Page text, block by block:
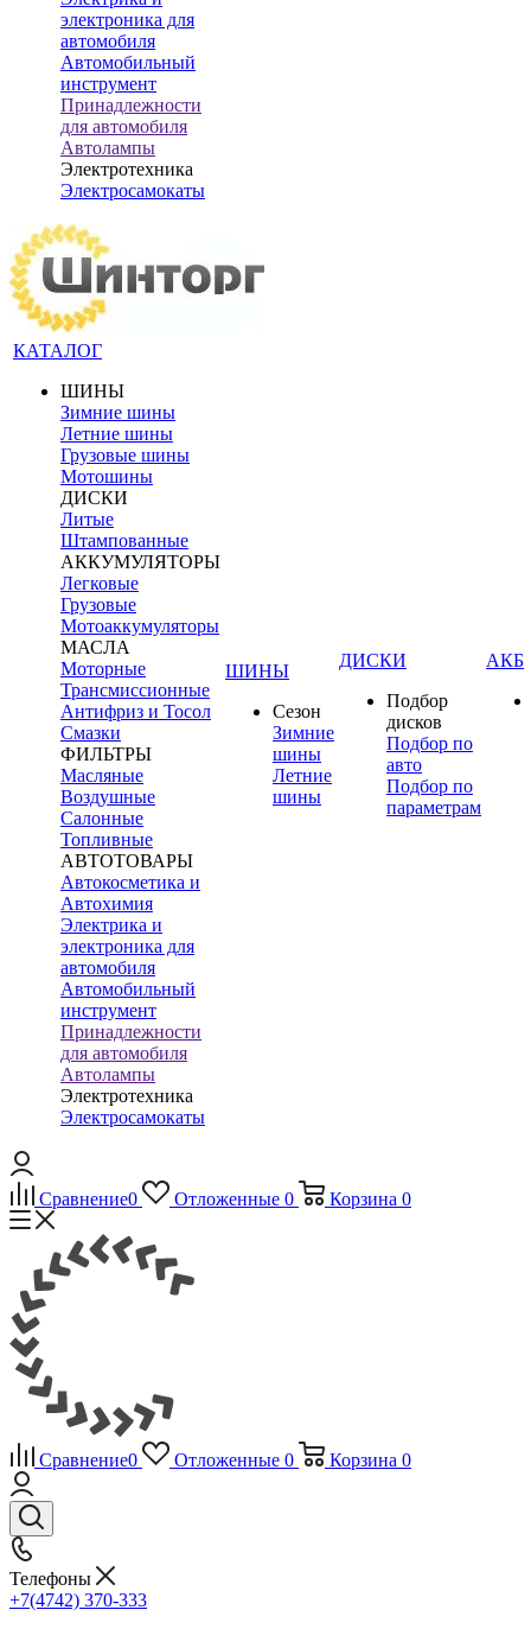
электроника для
автомобиля
Автомобильный
инструмент
Принадлежности
для автомобиля
Автолампы
Электротехника
Электросамокаты
КАТАЛОГ
ШИНЫ
Зимние шины
Летние шины
Грузовые шины
Мотошины
ДИСКИ
Литые
Штампованные
АККУМУЛЯТОРЫ
Легковые
Грузовые
Мотоаккумуляторы
МАСЛА
Моторные
Трансмиссионные
Антифриз и Тосол
Смазки
ФИЛЬТРЫ
Масляные
Воздушные
Салонные
Топливные
АВТОТОВАРЫ
Автокосметика и
Автохимия
Электрика и
электроника для
автомобиля
Автомобильный
инструмент
Принадлежности
для автомобиля
Автолампы
Электротехника
Электросамокаты
ШИНЫ
Сезон
Зимние
шины
Летние
шины
ДИСКИ
Подбор
дисков
Подбор по
авто
Подбор по
параметрам
АКБ
Сравнение0 Отложенные 0 Корзина 0
Сравнение0 Отложенные 0 Корзина 0
Телефоны
+7(4742) 370-333